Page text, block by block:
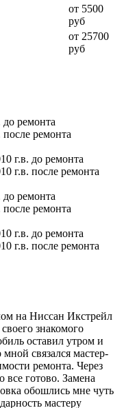
от 5500
руб
от 25700
руб
на Ниссан Икстрейл
знакомого
оставил утром и
связался мастер-
ремонта. Через
все готово. Замена
обошлись мне чуть
мастеру